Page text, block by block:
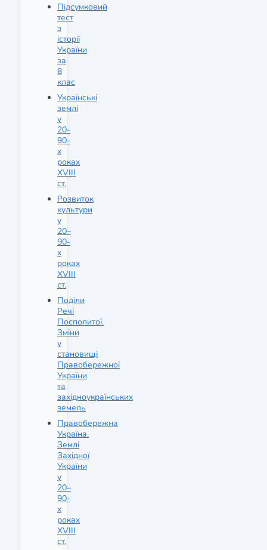
Підсумковий
тест
з
історії
України
за
8
клас
Українські
землі
у
20-
90-
х
роках
XVIII
ст.
Розвиток
культури
у
20–
90-
х
роках
XVIII
ст.
Поділи
Речі
Посполитої.
Зміни
у
становищі
Правобережної
України
та
західноукраїнських
земель
Правобережна
Україна.
Землі
Західної
України
у
20–
90-
х
роках
XVIII
ст.